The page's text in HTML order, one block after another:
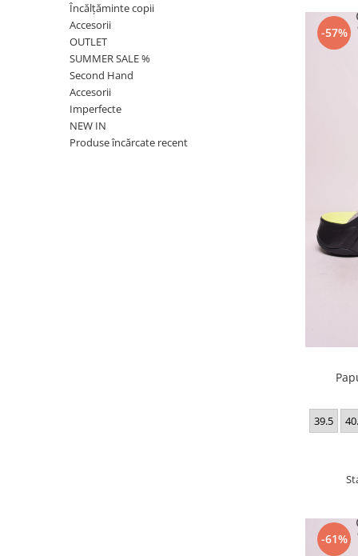
Încălțăminte copii
Accesorii
OUTLET
SUMMER SALE %
Second Hand
Accesorii
Imperfecte
NEW IN
Produse încărcate recent
-57%
39.5
-61%